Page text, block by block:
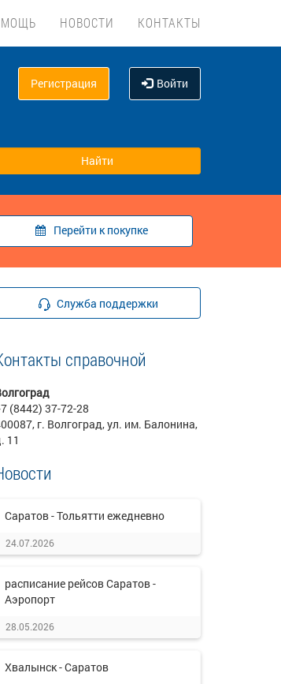
НОВОСТИ КОНТАКТЫ
Регистрация Войти
Перейти к покупке
Служба поддержки
справочной
(8442) 37-72-28
г. Волгоград, ул. им. Балонина,
11
Саратов - Тольятти ежедневно
24.07.2026
расписание рейсов Саратов -
Аэропорт
28.05.2026
Хвалынск - Саратов